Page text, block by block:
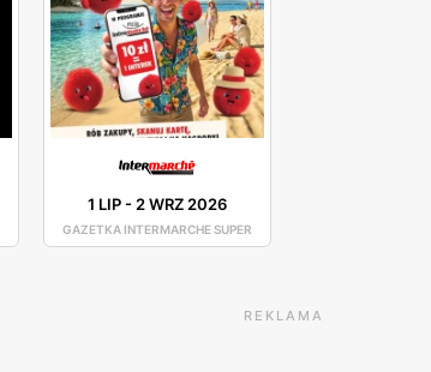
1 LIP- 2 WRZ 2026
GAZETKA INTERMARCHE SUPER
REKLAMA